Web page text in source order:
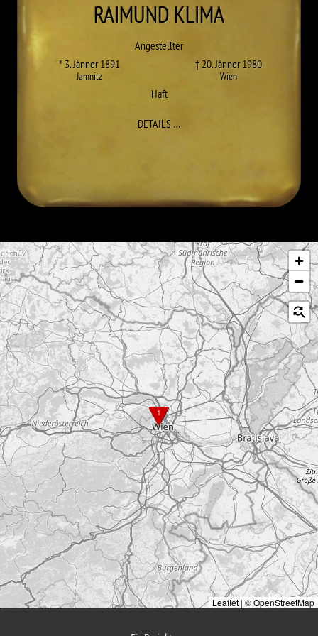
RAIMUNDKLIMA
Angestellter
* 3. Jänner 1891
Jamnitz
† 20. Jänner 1980
Wien
Haft
DETAILS…ZU RAIMUND KLIMA
Karte überspringen
1
Leaflet | ©OpenStreetMap